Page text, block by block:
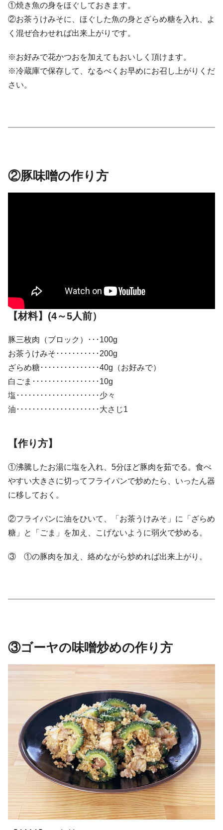
①焼き魚の身をほぐしておきます。
②お茶うけみそに、ほぐした魚の身とざらめ糖を入れ、よ
く混ぜ合わせれば出来上がりです。
※お好みで花かつおを加えてもおいしく頂けます。
※冷蔵庫で保存して、なるべくお早めにお召し上がりくだ
さい。
②豚味噌の作り方
【材料】(4～5人前）
豚三枚肉（ブロック）･･･100g
お茶うけみそ･･･････････200g
ざらめ糖･･･････････････40g（お好みで）
白ごま･････････････････10g
塩･････････････････････少々
油･････････････････････大さじ1
【作り方】
①沸騰したお湯に塩を入れ、5分ほど豚肉を茹でる。食べ
やすい大きさに切ってフライパンで炒めたら、いったん器
に移しておく。
②フライパンに油をひいて、「お茶うけみそ」に「ざらめ
糖」と「ごま」を加え、こげないように弱火で炒める。
③ ①の豚肉を加え、絡めながら炒めれば出来上がり。
③ゴーヤの味噌炒めの作り方